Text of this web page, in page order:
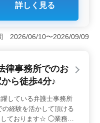
田市の特別養護老人
豊富な看護師として活
た経験や知識を若手
を築いています。
いうデータからも分
業務を担当し、チー
、若手スタッフとの
ある職場環境で
詳しく見る
2026/06/10〜2026/09/09
律事務所でのお
ら徒歩4分♪
している弁護士事務所
経験を活かして頂ける
ております☆ ◯業務内